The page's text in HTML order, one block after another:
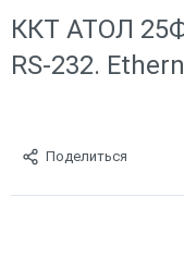
ККТ АТОЛ
RS-232.
Поделиться